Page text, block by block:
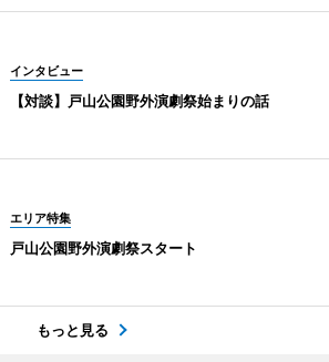
インタビュー
【対談】戸山公園野外演劇祭始まりの話
エリア特集
戸山公園野外演劇祭スタート
もっと見る